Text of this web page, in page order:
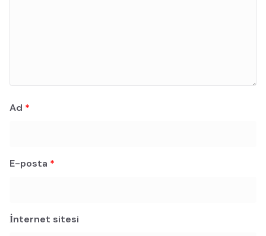
Ad *
E-posta *
İnternet sitesi